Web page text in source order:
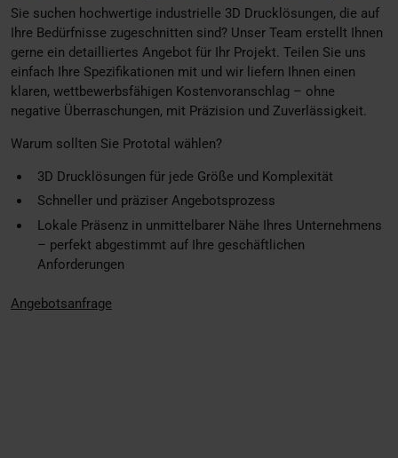
Sie suchen hochwertige industrielle 3D Drucklösungen, die auf
Ihre Bedürfnisse zugeschnitten sind? Unser Team erstellt Ihnen
gerne ein detailliertes Angebot für Ihr Projekt. Teilen Sie uns
einfach Ihre Spezifikationen mit und wir liefern Ihnen einen
klaren, wettbewerbsfähigen Kostenvoranschlag – ohne
negative Überraschungen, mit Präzision und Zuverlässigkeit.
Warum sollten Sie Prototal wählen?
3D Drucklösungen für jede Größe und Komplexität
Schneller und präziser Angebotsprozess
Lokale Präsenz in unmittelbarer Nähe Ihres Unternehmens
– perfekt abgestimmt auf Ihre geschäftlichen
Anforderungen
Angebotsanfrage